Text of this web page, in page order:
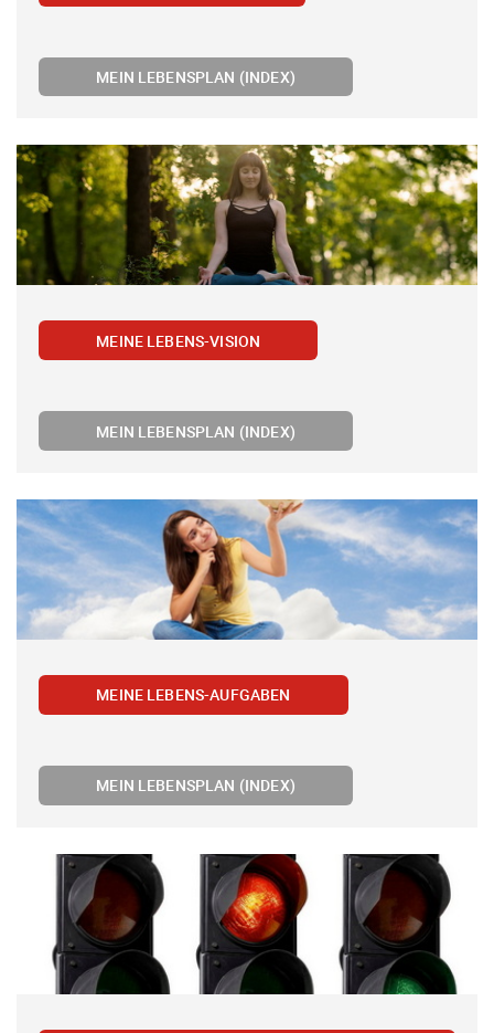
MEIN LEBENSPLAN (INDEX)
MEINE LEBENS-VISION
MEIN LEBENSPLAN (INDEX)
MEINE LEBENS-AUFGABEN
MEIN LEBENSPLAN (INDEX)